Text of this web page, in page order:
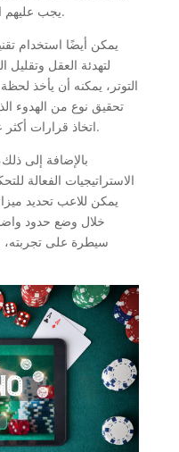
يجب عليهم التوقف عن اللعب أو تقليل المخاطر.
يمكن أيضًا استخدام
لتهدئة العقل وتقليل
التوتر، يمكنه أن يأخذ
تحقيق نوع من الهدوء
اتخاذ قرارات أكثر عقلانية وأقل تأثرًا بالعواطف السلبية.
بالإضافة إلى
الاستراتيجيات الفعالة
يمكن للاعب تحديد
خلال وضع حدود
سيطرة على تجربته،